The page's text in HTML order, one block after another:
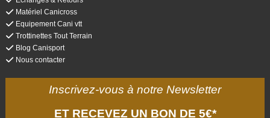
Matériel Canicross
Equipement Cani vtt
Trottinettes Tout Terrain
Blog Canisport
Nous contacter
Inscrivez-vous à notre Newsletter
ET RECEVEZ UN BON DE 5€*